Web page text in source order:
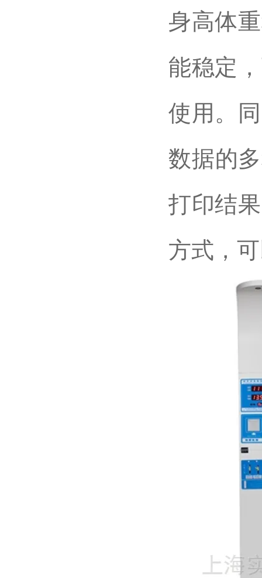
身高体
能稳定
使用。
数据的
打印结
方式，